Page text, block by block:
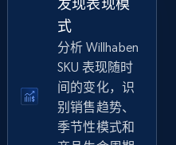
name, Seller rating,
Root category, and
发现表现模
式
分析 Willhaben
SKU 表现随时
间的变化，识
别销售趋势、
季节性模式和